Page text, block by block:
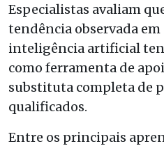
Especialistas avaliam
tendência observada em
inteligência artificial
como ferramenta de
substituta completa de
qualificados.
Entre os principais